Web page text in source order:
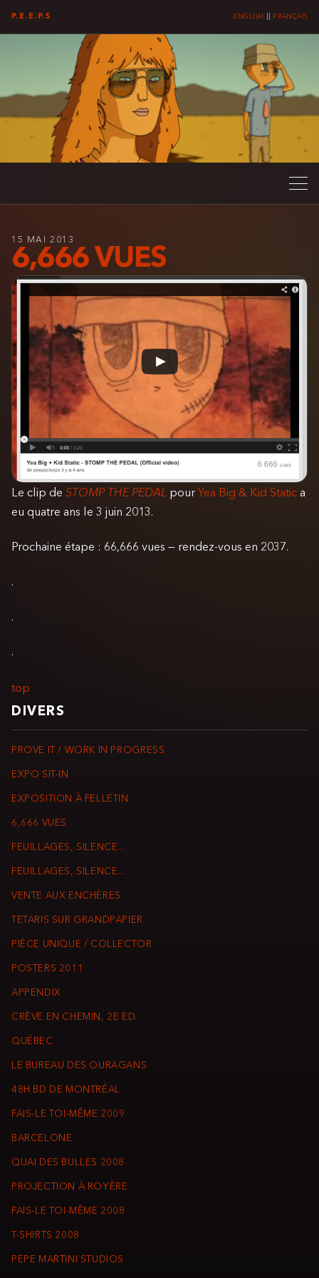
P.E.E.P.S ENGLISH FRANÇAIS
15 MAI 2013
6,666 VUES
Le clip de STOMP THE PEDAL pour Yea Big & Kid Static a
eu quatre ans le 3 juin 2013.
Prochaine étape : 66,666 vues — rendez-vous en 2037.
.
.
.
top
DIVERS
PROVE IT / WORK IN PROGRESS
EXPO SIT-IN
EXPOSITION À FELLETIN
6,666 VUES
FEUILLAGES, SILENCE...
FEUILLAGES, SILENCE...
VENTE AUX ENCHÈRES
TETARIS SUR GRANDPAPIER
PIÈCE UNIQUE / COLLECTOR
POSTERS 2011
APPENDIX
CRÈVE EN CHEMIN, 2E ED.
QUÉBEC
LE BUREAU DES OURAGANS
48H BD DE MONTRÉAL
FAIS-LE TOI-MÊME 2009
BARCELONE
QUAI DES BULLES 2008
PROJECTION À ROYÈRE
FAIS-LE TOI-MÊME 2008
T-SHIRTS 2008
PEPE MARTINI STUDIOS